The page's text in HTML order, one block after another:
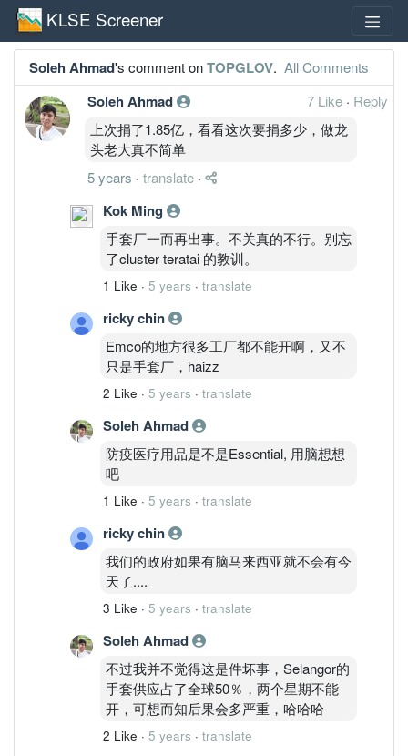
KLSE Screener
Soleh Ahmad's comment onTOPGLOV. All Comments
Soleh Ahmad 7 Like · Reply
上次捐了1.85亿，看看这次要捐多少，做龙
头老大真不简单
5 years · translate ·
Kok Ming
手套厂一而再出事。不关真的不行。别忘
了cluster teratai 的教训。
1 Like · 5 years · translate
ricky chin
Emco的地方很多工厂都不能开啊，又不
只是手套厂，haizz
2 Like · 5 years · translate
Soleh Ahmad
防疫医疗用品是不是Essential, 用脑想想
吧
1 Like · 5 years · translate
ricky chin
我们的政府如果有脑马来西亚就不会有今
天了....
3 Like · 5 years · translate
Soleh Ahmad
不过我并不觉得这是件坏事，Selangor的
手套供应占了全球50％，两个星期不能
开，可想而知后果会多严重，哈哈哈
2 Like · 5 years · translate